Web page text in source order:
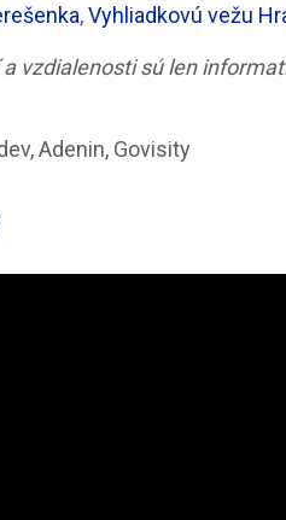
,Vyhliadkovú vežu
a vzdialenosti sú len
Adenin, Govisity